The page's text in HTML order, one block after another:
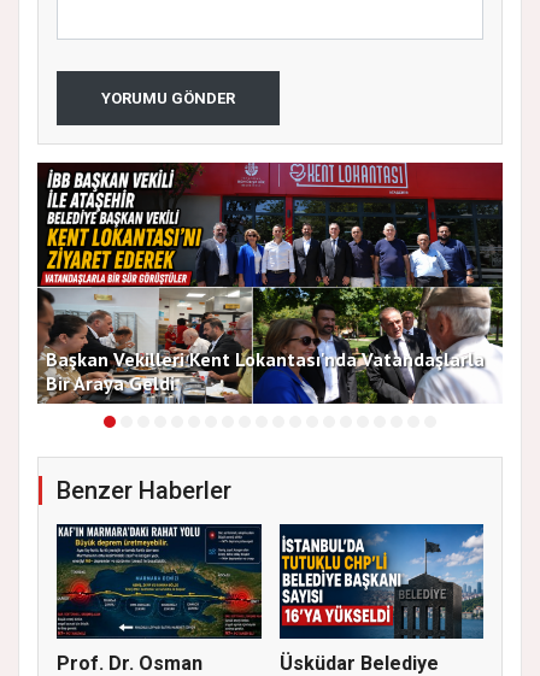
YORUMU GÖNDER
Başkan Vekilleri Kent Lokantası'nda Vatandaşlarla
Bir Araya Geldi
Benzer Haberler
Prof. Dr. Osman
Üsküdar Belediye